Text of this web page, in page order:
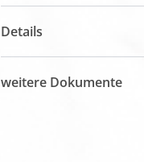
Details
weitere Dokumente